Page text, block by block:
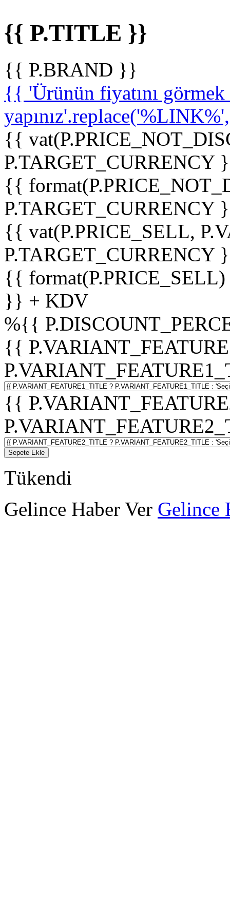
{{ P.TITLE }}
{{ P.BRAND }}
{{ 'Ürünün fiyatını
{{
P.TARGET_CURRENCY
{{
P.TARGET_CURRENCY
{{ vat(P.PRICE_SELL,
P.TARGET_CURRENCY
{{
}} + KDV
%{{
{{
{{
Sepete Ekle
Tükendi
Gelince Haber Ver Gelince